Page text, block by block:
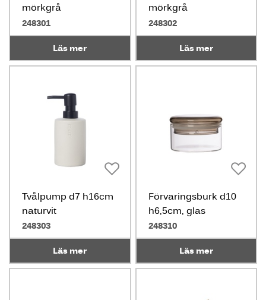
mörkgrå
248301
Läs mer
mörkgrå
248302
Läs mer
Tvålpump d7 h16cm
naturvit
248303
Läs mer
Förvaringsburk d10
h6,5cm, glas
248310
Läs mer